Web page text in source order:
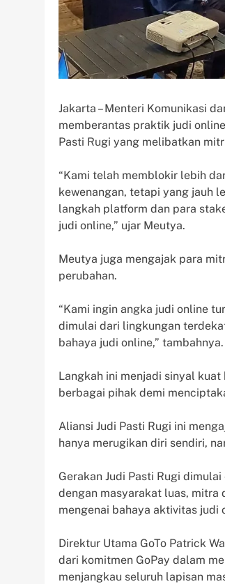
Jakarta – Menteri Komunikasi
memberantas praktik judi
Pasti Rugi yang melibatkan
“Kami telah memblokir lebih
kewenangan, tetapi yang jauh
langkah platform dan para
judi online,” ujar Meutya.
Meutya juga mengajak para
perubahan.
“Kami ingin angka judi online
dimulai dari lingkungan
bahaya judi online,” tambahnya.
Langkah ini menjadi sinyal
berbagai pihak demi
Aliansi Judi Pasti Rugi ini
hanya merugikan diri sendiri,
Gerakan Judi Pasti Rugi
dengan masyarakat luas, mitra
mengenai bahaya aktivitas judi
Direktur Utama GoTo Patrick
dari komitmen GoPay dalam
menjangkau seluruh lapisan